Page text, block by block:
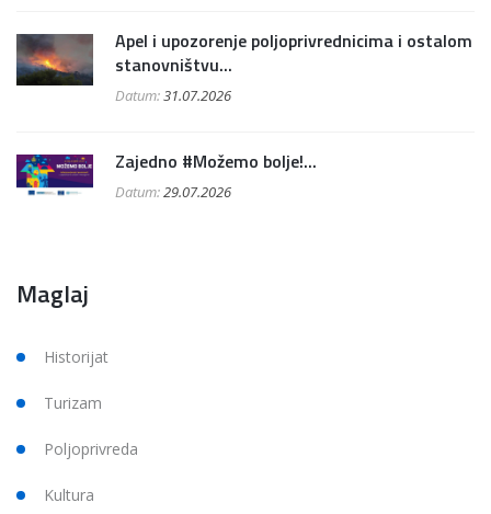
Apel i upozorenje poljoprivrednicima i ostalom
stanovništvu...
Datum:31.07.2026
Zajedno #Možemo bolje!...
Datum:29.07.2026
Maglaj
Historijat
Turizam
Poljoprivreda
Kultura